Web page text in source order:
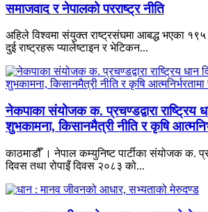
समाजवाद र नेपालको परराष्ट्र नीति
अहिले विश्वमा संयुक्त राष्ट्रसंघमा आबद्ध भएका
दुई राष्ट्रहरू प्यालेष्टाइन र भेटिकन...
नेकपाका संयोजक क. प्रचण्डद्वारा राष्ट्रिय
शुभकामना, किसानमैत्री नीति र कृषि
काठमाडौँ । नेपाल कम्युनिष्ट पार्टीका संयोजक क.
दिवस तथा रोपाइँ दिवस २०८३ को...